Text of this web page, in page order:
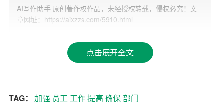
1. 完善后勤管理制度，确保后勤服务的高效、便捷、舒
适。
对食堂、宿舍、办公环境等的管理，提高员工的生
4. 加强与物业公司的沟通与合作，共同解决后勤保障问
AI写作助手 原创著作权作品，未经授权转载，侵权必究！文
章网址：https://aixzzs.com/5910.html
点击展开全文
TAG： 加强 员工工作提高 确保部门